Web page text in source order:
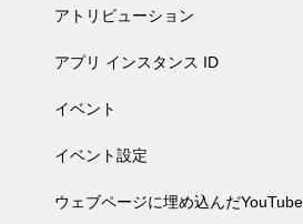
アトリビューション
アプリ インスタンス ID
イベント
イベント設定
ウェブページに埋め込んだ